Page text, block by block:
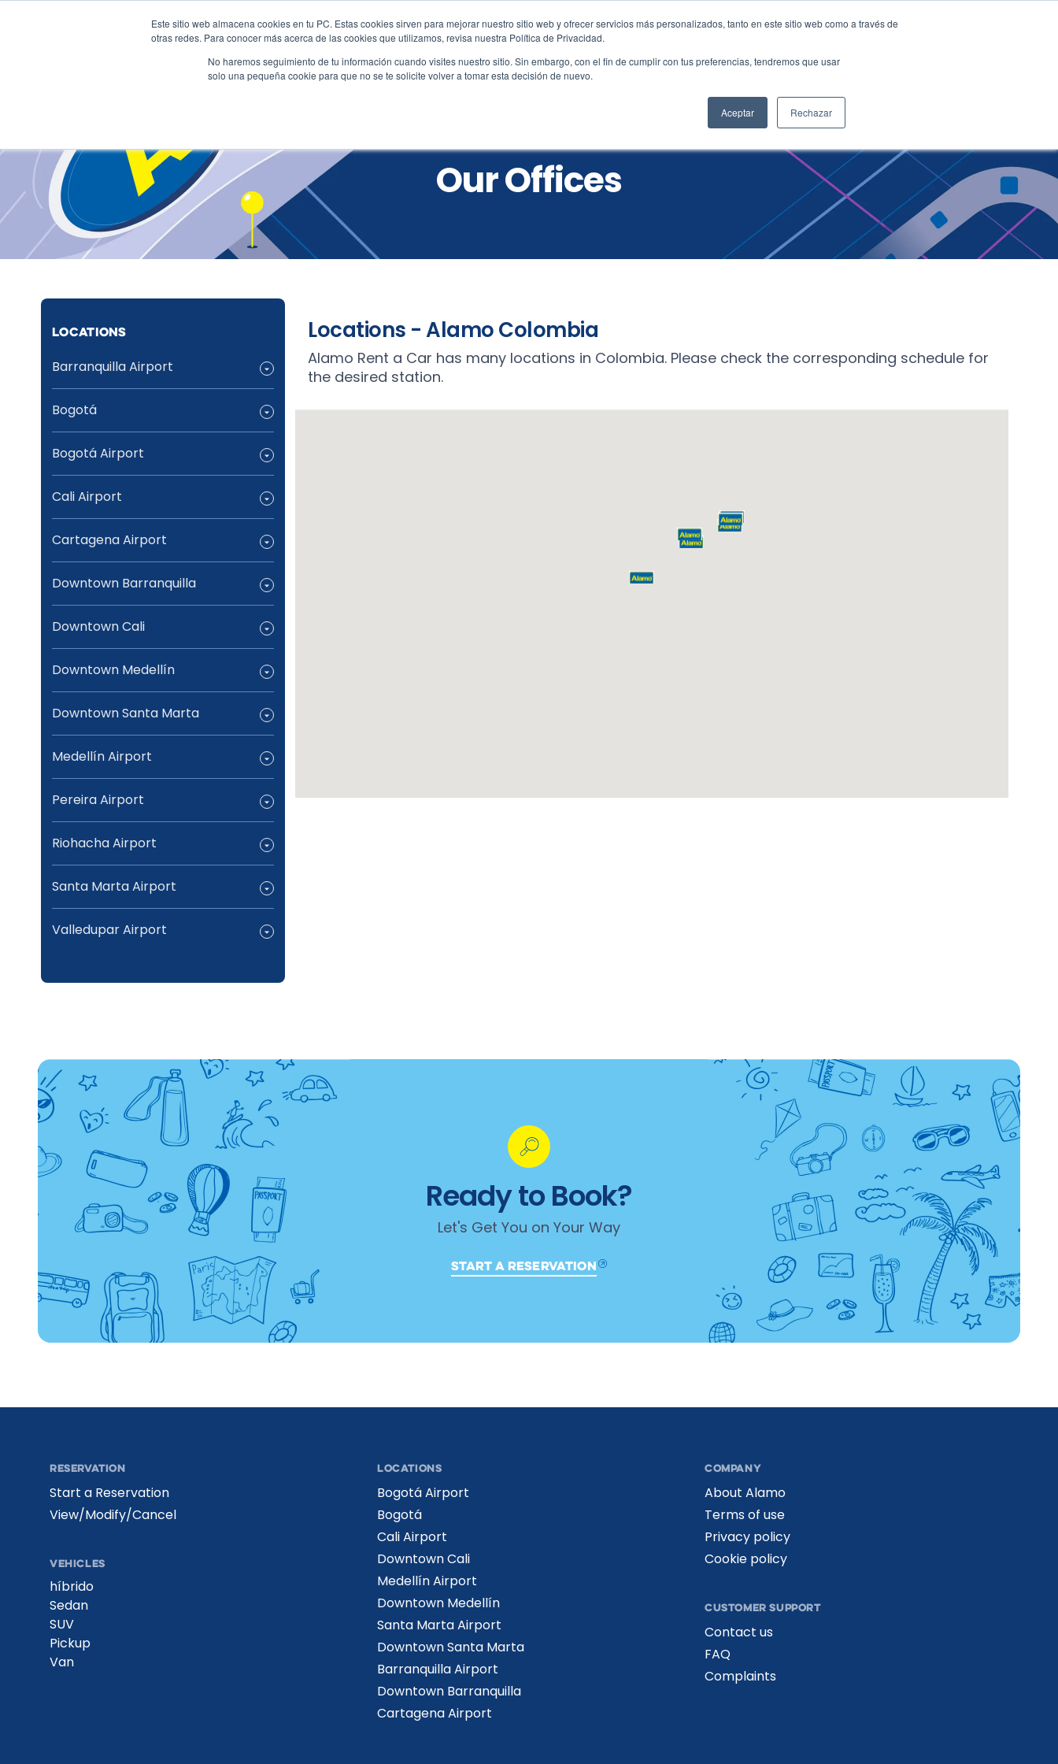
Este sitio web almacena cookies en tu PC. Estas cookies sirven para mejorar nuestro sitio web y ofrecer servicios más personalizados, tanto en este sitio web como a través de
otras redes. Para conocer más acerca de las cookies que utilizamos, revisa nuestra Política de Privacidad.
No haremos seguimiento de tu información cuando visites nuestro sitio. Sin embargo, con el fin de cumplir con tus preferencias, tendremos que usar
solo una pequeña cookie para que no se te solicite volver a tomar esta decisión de nuevo.
Aceptar Rechazar
+57 310 2001617 sales@alamo.co
Reservations Vehicles Locations
Our Offices
LOCATIONS
Barranquilla Airport
Bogotá
Bogotá Airport
Cali Airport
Cartagena Airport
Downtown Barranquilla
Downtown Cali
Downtown Medellín
Downtown Santa Marta
Medellín Airport
Pereira Airport
Riohacha Airport
Santa Marta Airport
Valledupar Airport
Locations - Alamo Colombia
Alamo Rent a Car has many locations in Colombia. Please check the corresponding schedule for
the desired station.
Ready to Book?
Let's Get You on Your Way
START A RESERVATION
RESERVATION
Start a Reservation
View/Modify/Cancel
VEHICLES
híbrido
Sedan
SUV
Pickup
Van
LOCATIONS
Bogotá Airport
Bogotá
Cali Airport
Downtown Cali
Medellín Airport
Downtown Medellín
Santa Marta Airport
Downtown Santa Marta
Barranquilla Airport
Downtown Barranquilla
Cartagena Airport
COMPANY
About Alamo
Terms of use
Privacy policy
Cookie policy
CUSTOMER SUPPORT
Contact us
FAQ
Complaints